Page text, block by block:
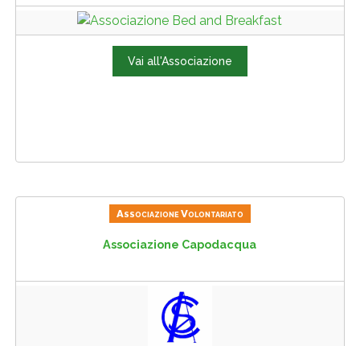
Vai all'Associazione
Associazione Volontariato
Associazione Capodacqua